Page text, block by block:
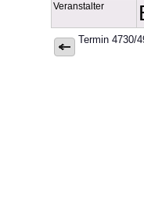
Veranstalter
Termin 4730/